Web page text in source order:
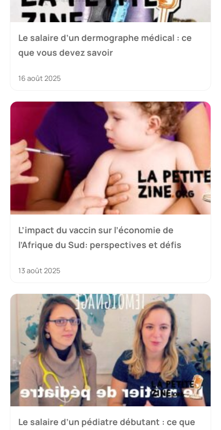
Le salaire d’un dermographe médical : ce
que vous devez savoir
16 août 2025
L’impact du vaccin sur l’économie de
l’Afrique du Sud: perspectives et défis
13 août 2025
Le salaire d’un pédiatre débutant : ce que